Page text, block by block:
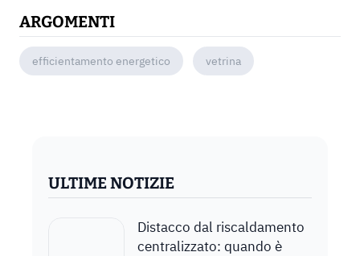
ARGOMENTI
efficientamento energetico vetrina
ULTIME NOTIZIE
Distacco dal riscaldamento
centralizzato: quando è